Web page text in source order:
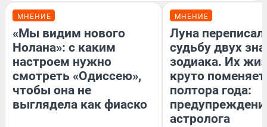
МНЕНИЕ
«Мы видим нового
Нолана»: с каким
настроем нужно
смотреть «Одиссею»,
чтобы она не
выглядела как фиаско
МНЕНИЕ
Луна
судьбу двух
зодиака. Их
круто
полтора года:
астролога